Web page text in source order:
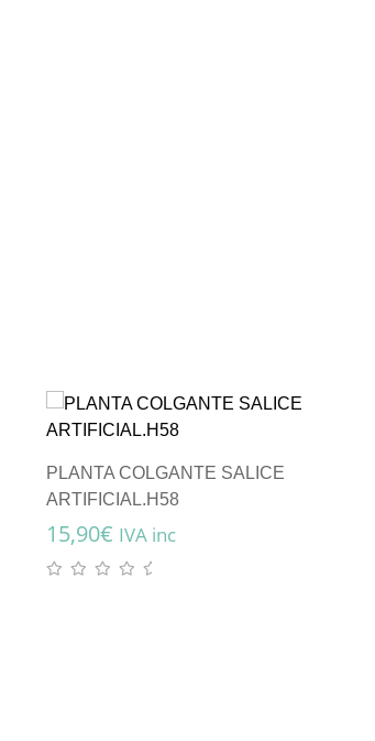
PLANTA COLGANTE SALICE
ARTIFICIAL.H58
15,90€ IVA inc